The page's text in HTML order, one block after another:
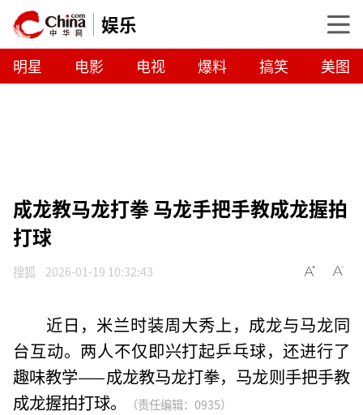
娱乐
明星 电影 电视 爆料 搞笑 美图
成龙教马龙打拳 马龙手把手教成龙握拍
打球
搜狐 2026-01-19 10:32:43
近日，米兰时装周大秀上，成龙与马龙同
台互动。两人不仅即兴打起乒乓球，还进行了
趣味教学——成龙教马龙打拳，马龙则手把手教
成龙握拍打球。
（责任编辑：0935）